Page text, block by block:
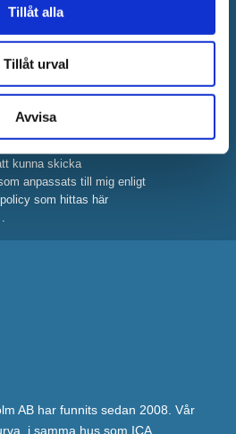
Tillåt alla
Tillåt urval
Avvisa
kunna skicka
anpassats till mig enligt
som hittas här
AB har funnits sedan 2008. Vår
i samma hus som ICA